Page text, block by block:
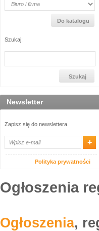
Szukaj:
Newsletter
Zapisz się do newslettera.
Polityka prywatności
Ogłoszenia
Ogłoszenia,